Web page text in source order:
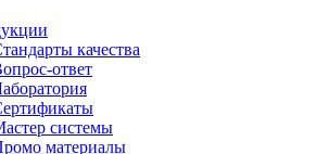
качества
ответ
системы
материалы